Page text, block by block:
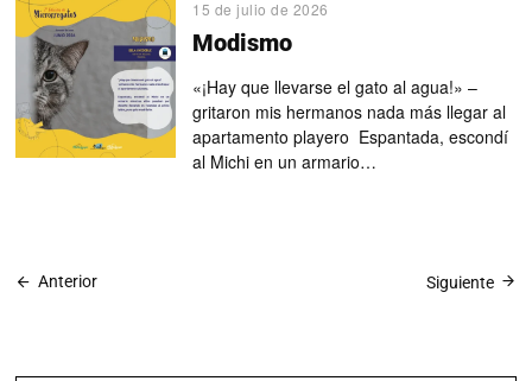
15 de julio de 2026
Modismo
«¡Hay que llevarse el gato al agua!» –
gritaron mis hermanos nada más llegar al
apartamento playero Espantada, escondí
al Michi en un armario…
Anterior Siguiente